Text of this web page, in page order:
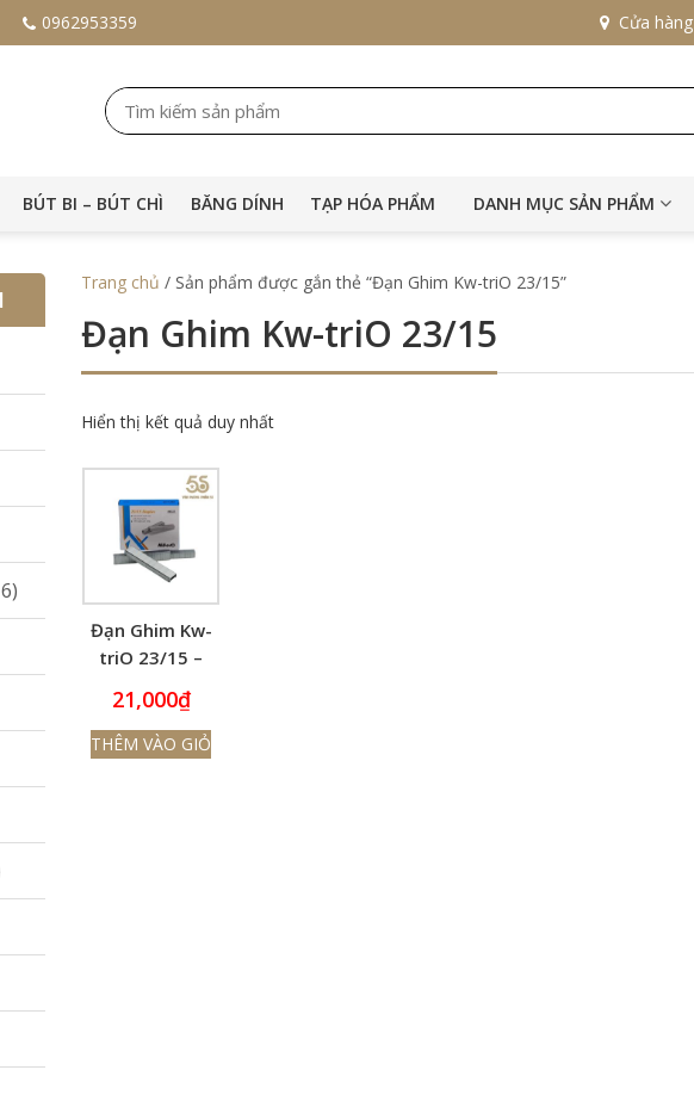
0962953359 Cửa hàng
BÚT BI – BÚT CHÌ BĂNG DÍNH TẠP HÓA PHẨM DANH MỤC SẢN PHẨM
Trang chủ / Sản phẩm được gắn thẻ “Đạn Ghim Kw-triO 23/15”
Đạn Ghim Kw-triO 23/15
Hiển thị kết quả duy nhất
Đạn Ghim Kw-
triO 23/15 –
21,000₫
THÊM VÀO GIỎ